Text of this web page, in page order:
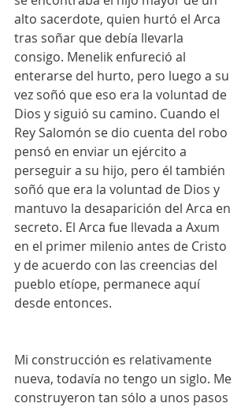
alto sacerdote, quien hurtó el Arca
tras soñar que debía llevarla
consigo. Menelik enfureció al
enterarse del hurto, pero luego a su
vez soñó que eso era la voluntad de
Dios y siguió su camino. Cuando el
Rey Salomón se dio cuenta del robo
pensó en enviar un ejército a
perseguir a su hijo, pero él también
soñó que era la voluntad de Dios y
mantuvo la desaparición del Arca en
secreto. El Arca fue llevada a Axum
en el primer milenio antes de Cristo
y de acuerdo con las creencias del
pueblo etíope, permanece aquí
desde entonces.
Mi construcción es relativamente
nueva, todavía no tengo un siglo. Me
construyeron tan sólo a unos pasos